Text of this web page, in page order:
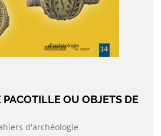
OU OBJETS DE
d'archéologie